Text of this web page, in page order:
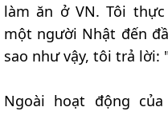
làm ăn ở VN. Tôi
một người Nhật đến
sao như vậy, tôi trả lời:
Ngoài hoạt động